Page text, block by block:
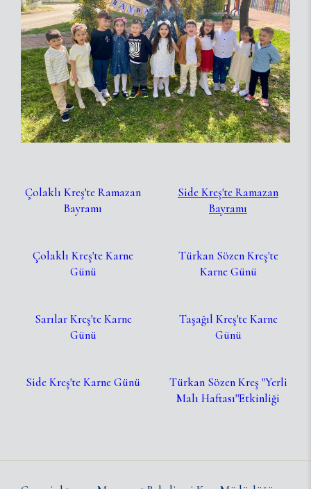
Çolaklı Kreş'te Ramazan
Bayramı
Side Kreş'te Ramazan
Bayramı
Çolaklı Kreş'te Karne
Günü
Türkan Sözen Kreş'te
Karne Günü
Sarılar Kreş'te Karne
Günü
Taşağıl Kreş'te Karne
Günü
Side Kreş'te Karne Günü
Türkan Sözen Kreş ''Yerli
Malı Haftası''Etkinliği